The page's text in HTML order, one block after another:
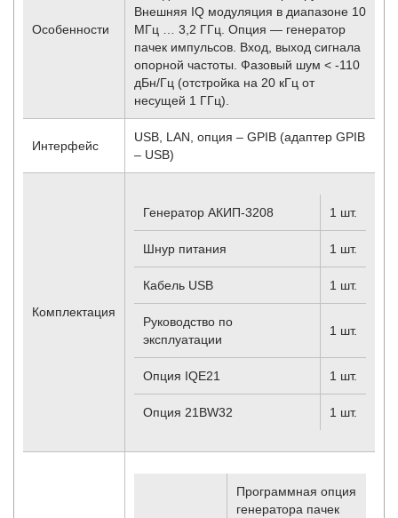
Особенности
Внешняя IQ модуляция в диапазоне 10
МГц … 3,2 ГГц. Опция — генератор
пачек импульсов. Вход, выход сигнала
опорной частоты. Фазовый шум < -110
дБн/Гц (отстройка на 20 кГц от
несущей 1 ГГц).
Интерфейс
USB, LAN, опция – GPIB (адаптер GPIB
– USB)
Комплектация
Генератор АКИП-3208 1 шт.
Шнур питания 1 шт.
Кабель USB 1 шт.
Руководство по
эксплуатации
1 шт.
Опция IQE21 1 шт.
Опция 21BW32 1 шт.
Программная опция
генератора пачек